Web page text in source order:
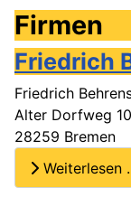
Firmen
Friedrich
Friedrich
Alter Dorfweg
28259 Bremen
Weiterlesen